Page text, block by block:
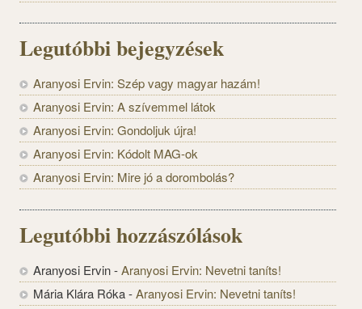
Legutóbbi bejegyzések
Aranyosi Ervin: Szép vagy magyar hazám!
Aranyosi Ervin: A szívemmel látok
Aranyosi Ervin: Gondoljuk újra!
Aranyosi Ervin: Kódolt MAG-ok
Aranyosi Ervin: Mire jó a dorombolás?
Legutóbbi hozzászólások
Aranyosi Ervin-Aranyosi Ervin: Nevetni taníts!
Mária Klára Róka-Aranyosi Ervin: Nevetni taníts!